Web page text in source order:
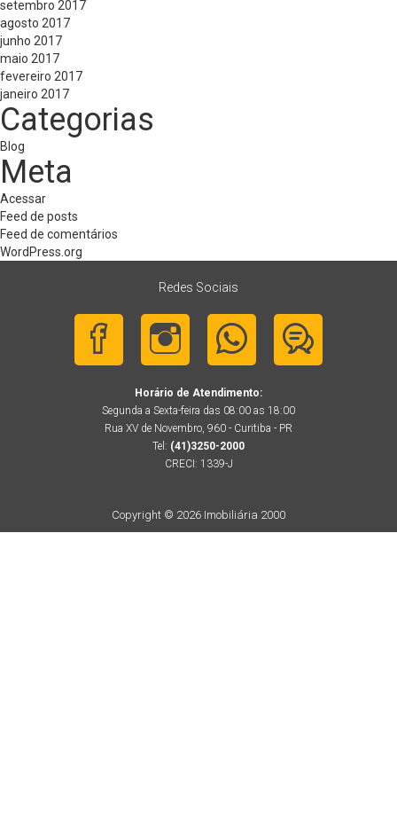
setembro 2017
agosto 2017
junho 2017
maio 2017
fevereiro 2017
janeiro 2017
Categorias
Blog
Meta
Acessar
Feed de posts
Feed de comentários
WordPress.org
Redes Sociais
Horário de Atendimento:
Segunda a Sexta-feira das 08:00 as 18:00
Rua XV de Novembro, 960 - Curitiba - PR
Tel: (41)3250-2000
CRECI: 1339-J
Copyright © 2026 Imobiliária 2000